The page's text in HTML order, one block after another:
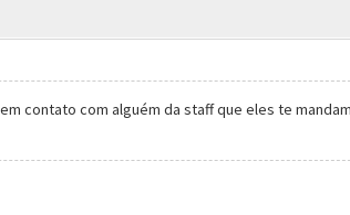
contato com alguém da staff que eles te